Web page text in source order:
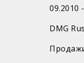
09.​2010
DMG